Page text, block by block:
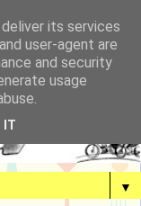
▼
its services
user-agent are
and security
usage
IT